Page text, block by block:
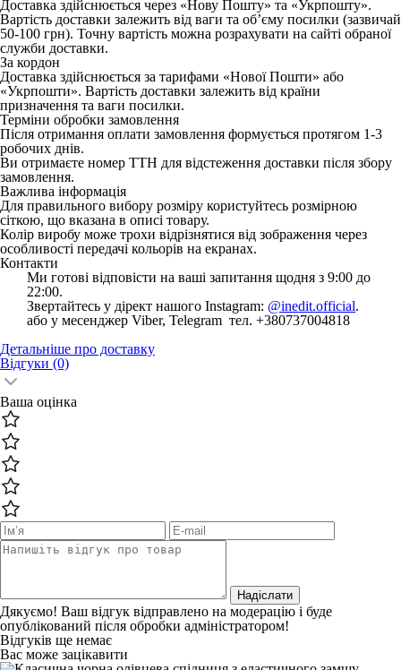
Доставка здійснюється через «Нову Пошту» та «Укрпошту».
Вартість доставки залежить від ваги та об’єму посилки (зазвичай
50-100 грн). Точну вартість можна розрахувати на сайті обраної
служби доставки.
За кордон
Доставка здійснюється за тарифами «Нової Пошти» або
«Укрпошти». Вартість доставки залежить від країни
призначення та ваги посилки.
Терміни обробки замовлення
Після отримання оплати замовлення формується протягом 1-3
робочих днів.
Ви отримаєте номер ТТН для відстеження доставки після збору
замовлення.
Важлива інформація
Для правильного вибору розміру користуйтесь розмірною
сіткою, що вказана в описі товару.
Колір виробу може трохи відрізнятися від зображення через
особливості передачі кольорів на екранах.
Контакти
Ми готові відповісти на ваші запитання щодня з 9:00 до
22:00.
Звертайтесь у дірект нашого Instagram: @inedit.official.
або у месенджер Viber, Telegram тел. +380737004818
Детальніше про доставку
Відгуки (0)
Ваша оцінка
Надіслати
Дякуємо! Ваш відгук відправлено на модерацію і буде
опублікований після обробки адміністратором!
Відгуків ще немає
Вас може зацікавити